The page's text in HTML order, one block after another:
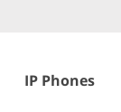
IP Phones